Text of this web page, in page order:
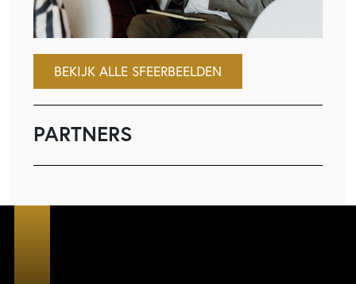
BEKIJK ALLE SFEERBEELDEN
PARTNERS